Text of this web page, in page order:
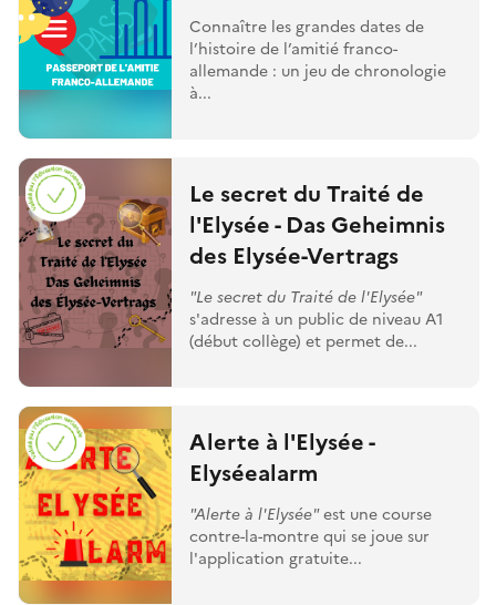
Connaître les grandes dates de
l’histoire de l’amitié franco-
allemande : un jeu de chronologie
à...
Le secret du Traité de
l'Elysée - Das Geheimnis
des Elysée-Vertrags
"Le secret du Traité de l'Elysée"
s'adresse à un public de niveau A1
(début collège) et permet de...
Alerte à l'Elysée -
Elyséealarm
"Alerte à l'Elysée"est une course
contre-la-montre qui se joue sur
l'application gratuite...